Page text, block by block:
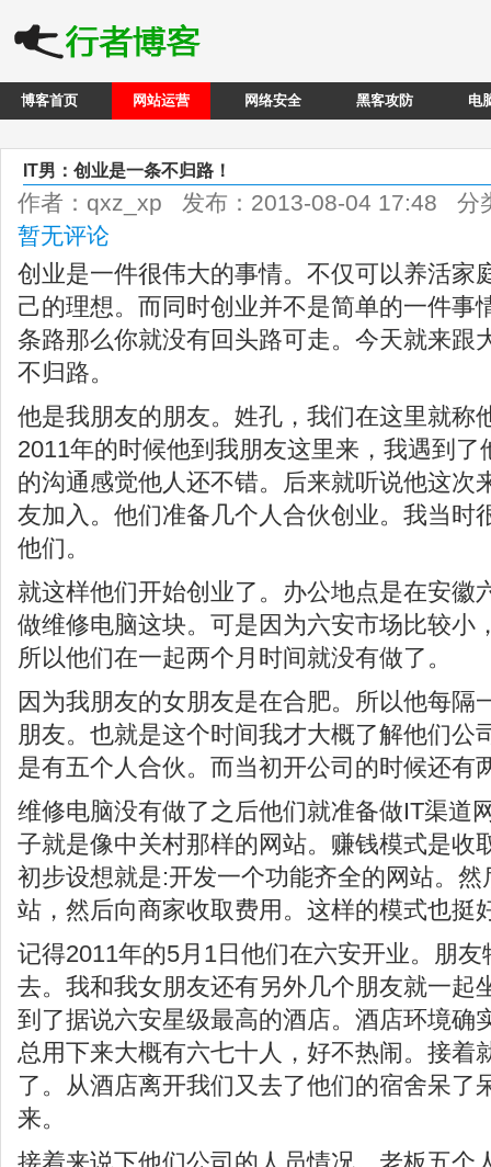
博客首页 网站运营 网络安全 黑客攻防 电
IT男：创业是一条不归路！
作者：qxz_xp 发布：2013-08-04 17:48 分
暂无评论
创业是一件很伟大的事情。不仅可以养活家
己的理想。而同时创业并不是简单的一件事
条路那么你就没有回头路可走。今天就来跟
不归路。
他是我朋友的朋友。姓孔，我们在这里就称
2011年的时候他到我朋友这里来，我遇到
的沟通感觉他人还不错。后来就听说他这次
友加入。他们准备几个人合伙创业。我当时
他们。
就这样他们开始创业了。办公地点是在安徽
做维修电脑这块。可是因为六安市场比较小
所以他们在一起两个月时间就没有做了。
因为我朋友的女朋友是在合肥。所以他每隔
朋友。也就是这个时间我才大概了解他们公
是有五个人合伙。而当初开公司的时候还有
维修电脑没有做了之后他们就准备做IT渠道
子就是像中关村那样的网站。赚钱模式是收
初步设想就是:开发一个功能齐全的网站。
站，然后向商家收取费用。这样的模式也挺
记得2011年的5月1日他们在六安开业。朋
去。我和我女朋友还有另外几个朋友就一起
到了据说六安星级最高的酒店。酒店环境确
总用下来大概有六七十人，好不热闹。接着
了。从酒店离开我们又去了他们的宿舍呆了
来。